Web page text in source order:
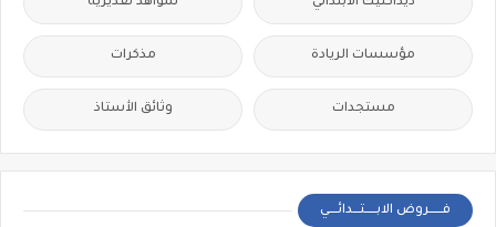
ديداكتيك الابتدائي شواهد تقديرية
مؤسسات الريادة مذكرات
مستجدات وثائق الأستاذ
فــــــروض الابـــــتـــدائــــي